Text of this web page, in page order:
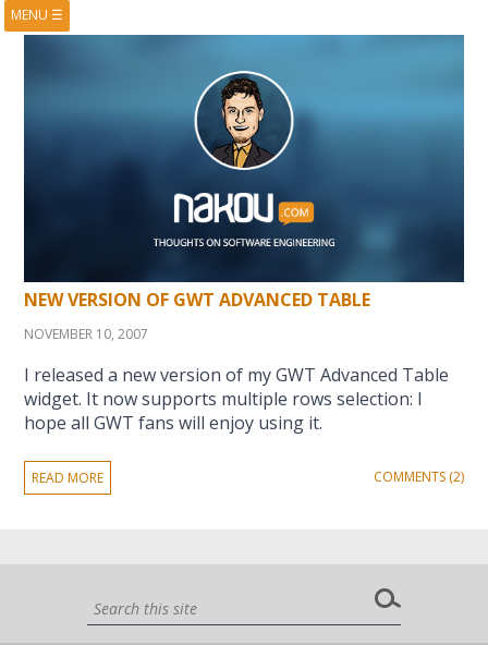
MENU ☰
NEW VERSION OF GWT ADVANCED TABLE
NOVEMBER 10, 2007
I released a new version of my GWT Advanced Table
widget. It now supports multiple rows selection: I
hope all GWT fans will enjoy using it.
READ MORE COMMENTS (2)